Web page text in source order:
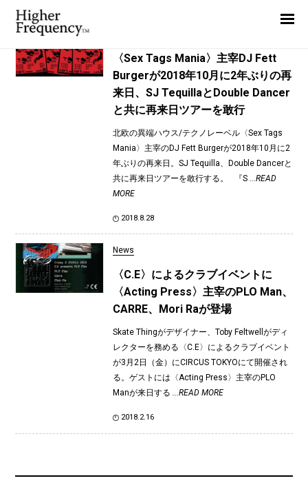
TAG: NOON
〈Sex Tags Mania〉主宰DJ Fett
Burgerが2018年10月に2年ぶりの再
来日、SJ TequillaとDouble Dancer
と共に再来日ツアーを敢行
北欧の異端ハウス/テクノレーベル〈Sex Tags
Mania〉主宰のDJ Fett Burgerが2018年10月に2
年ぶりの再来日。SJ Tequilla、Double Dancerと
共に再来日ツアーを敢行する。 『S ...READ
MORE
2018.8.28
News
〈C.E〉によるクラブイベントに
〈Acting Press〉主宰のPLO Man、
CARRE、Mori Raが登場
Skate Thingがデザイナー、Toby Feltwellがディ
レクターを務める〈C.E〉によるクラブイベント
が3月2日（金）にCIRCUS TOKYOにて開催され
る。ゲストには〈Acting Press〉主宰のPLO
Manが来日する ...READ MORE
2018.2.16
News
Interview
Highlight
Report